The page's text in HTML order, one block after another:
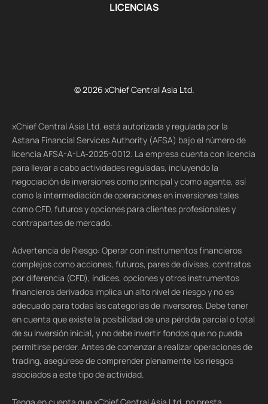
LICENCIAS
© 2026 xChief Central Asia Ltd.
xChief Central Asia Ltd. está autorizada y regulada por la
Astana Financial Services Authority (AFSA) bajo el número de
licencia AFSA-A-LA-2025-0012. La empresa cuenta con licencia
para llevar a cabo actividades reguladas, incluyendo la
negociación de inversiones como principal y como agente, así
como la intermediación de operaciones en inversiones tales
como CFD, futuros y opciones para clientes profesionales y
contrapartes de mercado.
Advertencia de Riesgo: Operar con instrumentos financieros
complejos como acciones, futuros, pares de divisas, contratos
por diferencia (CFD), índices, opciones y otros instrumentos
financieros derivados implica un alto nivel de riesgo y no es
adecuado para todas las categorías de inversores. Debe tener
en cuenta que existe la posibilidad de una pérdida parcial o total
de su inversión inicial, y no debe invertir fondos que no pueda
permitirse perder. Antes de comenzar a realizar operaciones de
trading, asegúrese de comprender plenamente los riesgos
asociados a este tipo de actividad.